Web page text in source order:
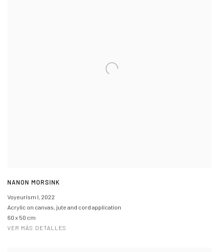
NANON MORSINK
Voyeurism I, 2022
Acrylic on canvas, jute and cord application
60 x 50 cm
VER MÁS DETALLES